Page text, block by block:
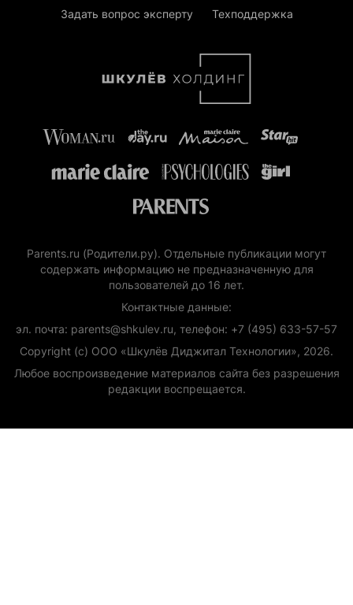
Задать вопрос эксперту
Техподдержка
Parents.ru (Родители.ру). Отдельные публикации могут
содержать информацию не предназначенную для
пользователей до 16 лет.
Контактные данные:
эл. почта: parents@shkulev.ru, телефон: +7 (495) 633-57-57
Copyright (с) ООО «Шкулёв Диджитал Технологии», 2026.
Любое воспроизведение материалов сайта без разрешения
редакции воспрещается.